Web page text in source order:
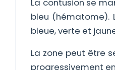
La contusion se
bleu (hématome).
bleue, verte et
La zone peut être
progressivement